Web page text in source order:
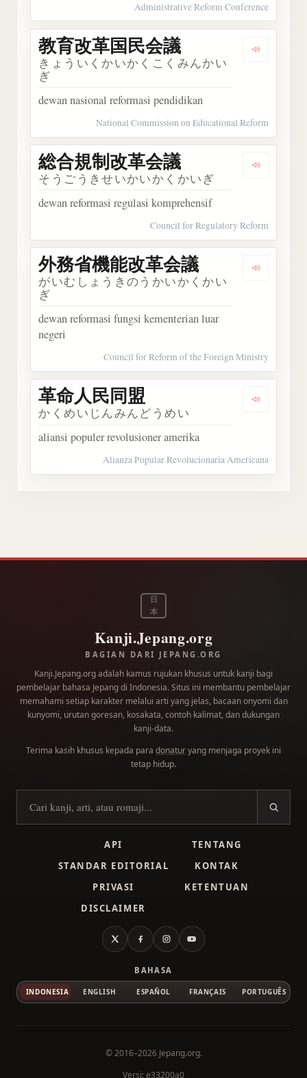
Administrative Reform Conference
教育改革国民会議
きょういくかいかくこくみんかい
ぎ
dewan nasional reformasi pendidikan
National Commission on Educational Reform
総合規制改革会議
そうごうきせいかいかくかいぎ
dewan reformasi regulasi komprehensif
Council for Regulatory Reform
外務省機能改革会議
がいむしょうきのうかいかくかい
ぎ
dewan reformasi fungsi kementerian luar
negeri
Council for Reform of the Foreign Ministry
革命人民同盟
かくめいじんみんどうめい
aliansi populer revolusioner amerika
Alianza Popular Revolucionaria Americana
日
本
Kanji.Jepang.org
BAGIAN DARI JEPANG.ORG
Kanji.Jepang.org adalah kamus rujukan khusus untuk kanji bagi
pembelajar bahasa Jepang di Indonesia. Situs ini membantu pembelajar
memahami setiap karakter melalui arti yang jelas, bacaan onyomi dan
kunyomi, urutan goresan, kosakata, contoh kalimat, dan dukungan
kanji-data.
Terima kasih khusus kepada para donaturyang menjaga proyek ini
tetap hidup.
Cari kanji
API
TENTANG
STANDAR EDITORIAL
KONTAK
PRIVASI
KETENTUAN
DISCLAIMER
X FacebookInstagramYouTube
BAHASA
INDONESIA ENGLISH ESPAÑOL FRANÇAIS PORTUGUÊS
© 2016–2026 Jepang.org.
Versi: e33200a0